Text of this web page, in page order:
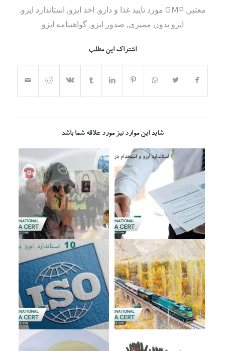
معتبر , GMP مورد تایید غذا و دارو , اخذ ایزو, استاندارد ایزو,
ایزو بدون ممیزی, صدور ایزو,گواهینامه ایزو
اشتراک این مطلب
شاید این موارد نیز مورد علاقه شما باشد